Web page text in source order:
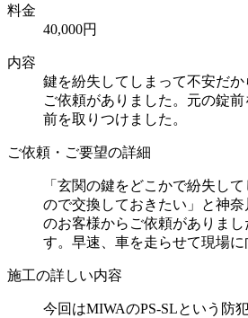
料金
40,000円
内容
鍵を紛失してしまって不安だ
ご依頼がありました。元の錠
前を取りつけました。
ご依頼・ご要望の詳細
「玄関の鍵をどこかで紛失し
ので交換しておきたい」と神
のお客様からご依頼がありま
す。早速、車を走らせて現場に
施工の詳しい内容
今回はMIWAのPS-SLという防